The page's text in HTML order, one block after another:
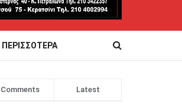
ΠΕΡΙΣΣΟΤΕΡΑ
Comments Latest